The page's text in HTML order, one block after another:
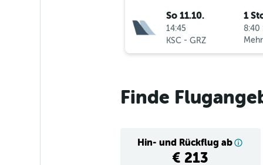
So 11.10.
14:45
KSC - GRZ
1
8:40
Finde
Hin- und Rückflug ab
€ 213